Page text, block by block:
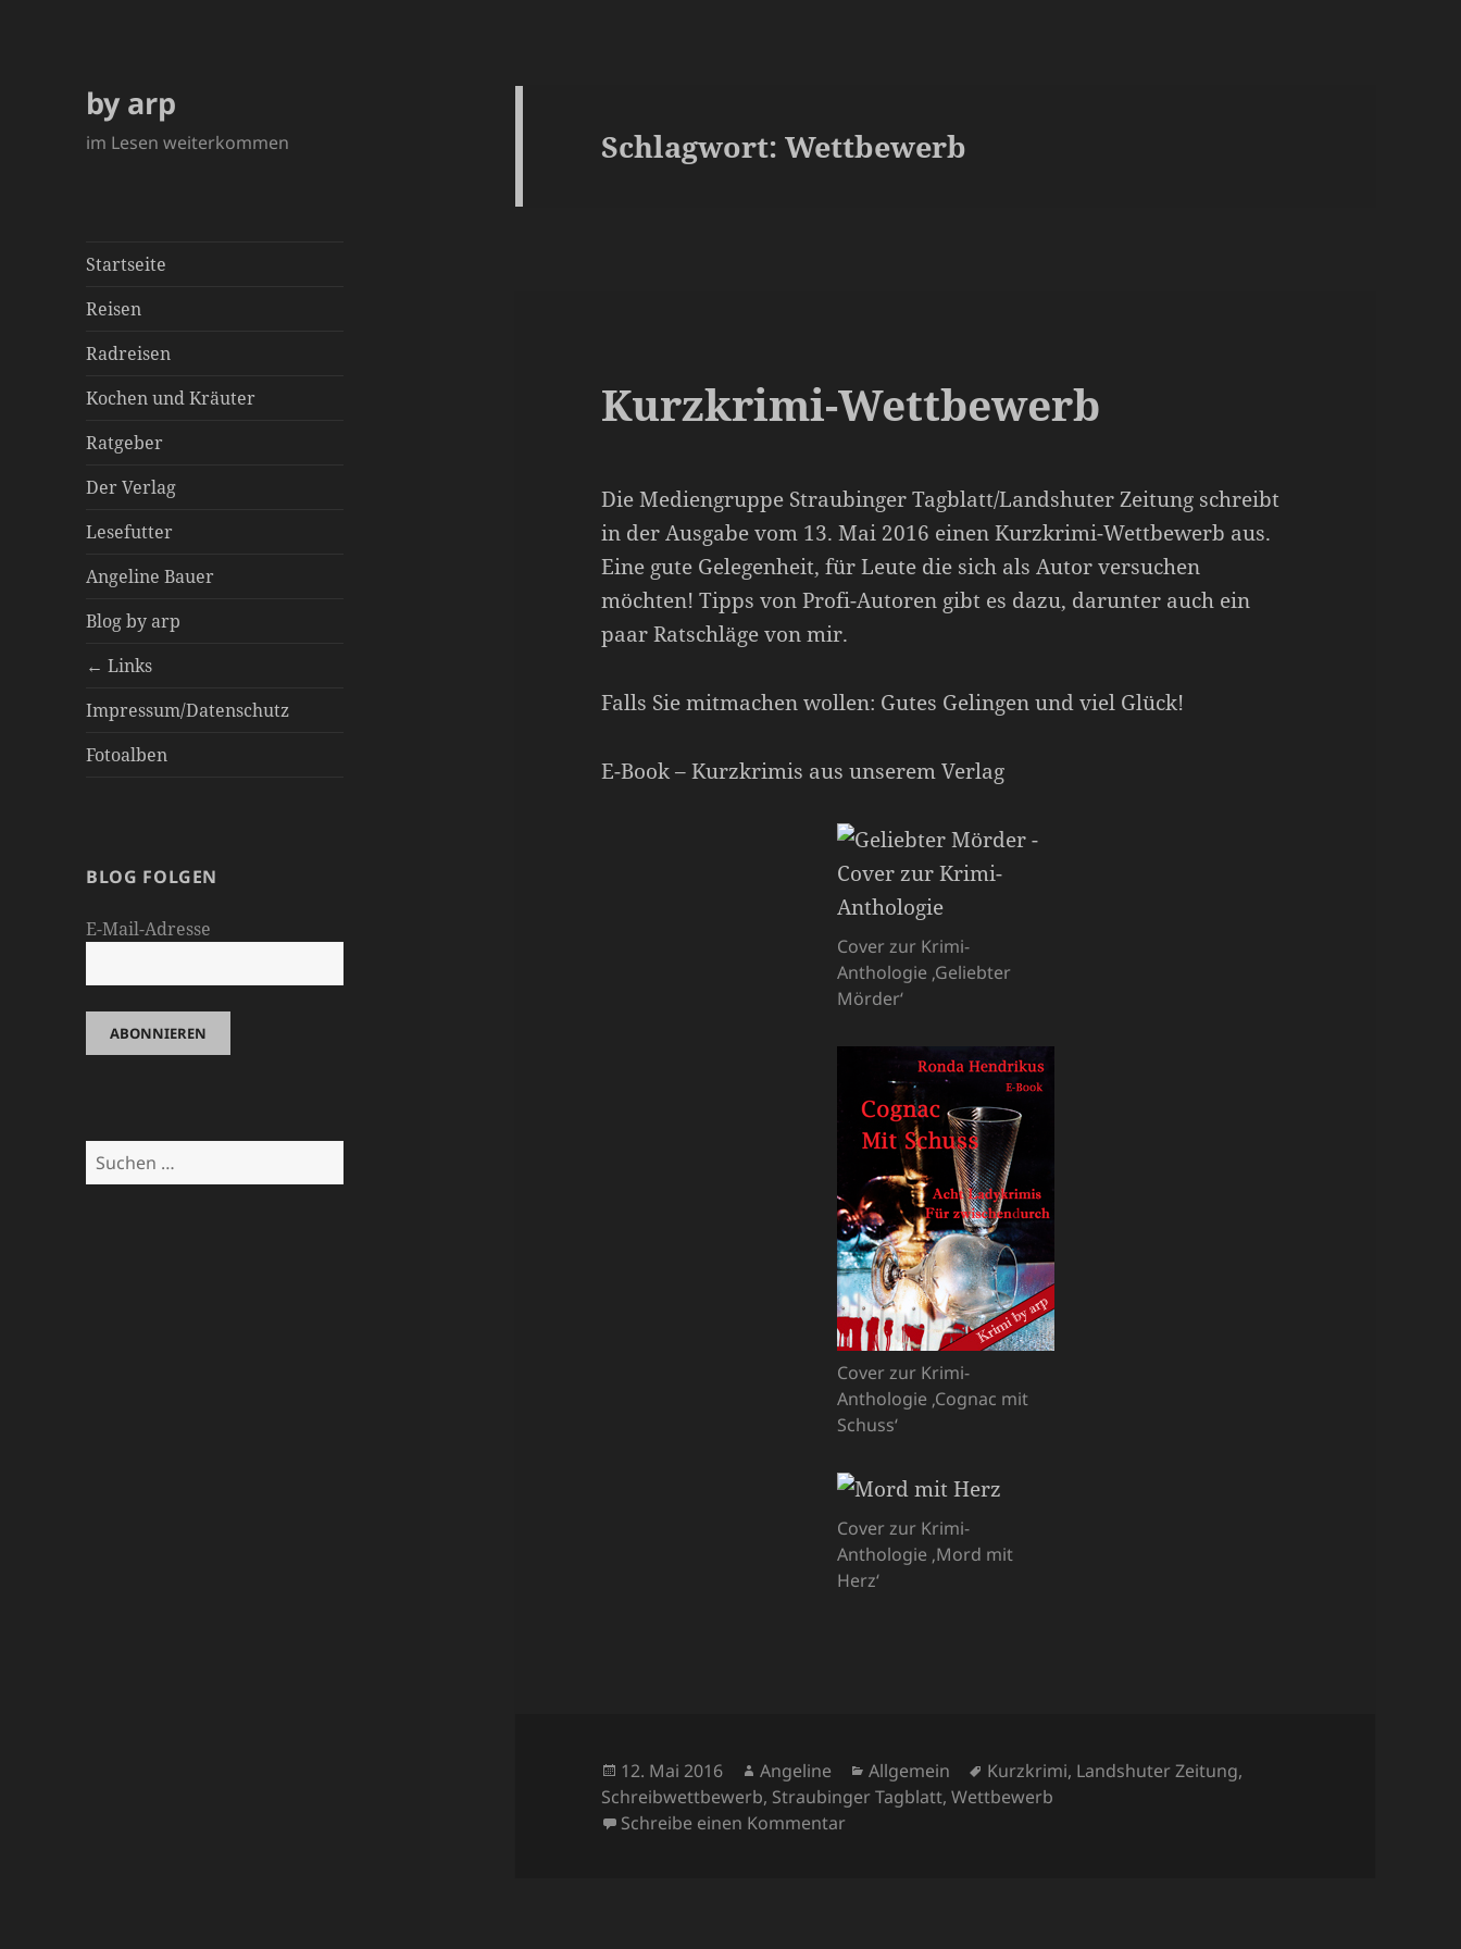
by arp
im Lesen weiterkommen
Startseite
Reisen
Radreisen
Kochen und Kräuter
Ratgeber
Der Verlag
Lesefutter
Angeline Bauer
Blog by arp
← Links
Impressum/Datenschutz
Fotoalben
BLOG FOLGEN
E-Mail-Adresse
Suchen
nach:
Schlagwort:Wettbewerb
Kurzkrimi-Wettbewerb
Die Mediengruppe Straubinger Tagblatt/Landshuter Zeitung schreibt
in der Ausgabe vom 13. Mai 2016 einen Kurzkrimi-Wettbewerb aus.
Eine gute Gelegenheit, für Leute die sich als Autor versuchen
möchten! Tipps von Profi-Autoren gibt es dazu, darunter auch ein
paar Ratschläge von mir.
Falls Sie mitmachen wollen: Gutes Gelingen und viel Glück!
E-Book – Kurzkrimis aus unserem Verlag
Cover zur Krimi-
Anthologie ‚Geliebter
Mörder‘
Cover zur Krimi-
Anthologie ‚Cognac mit
Schuss‘
Cover zur Krimi-
Anthologie ‚Mord mit
Herz‘
Veröffentlicht
am
12. Mai 2016 Autor
Angeline Kategorien
Allgemein Schlagwörter
Kurzkrimi, Landshuter Zeitung,
Schreibwettbewerb, Straubinger Tagblatt,Wettbewerb
Schreibe einen Kommentarzu Kurzkrimi-Wettbewerb